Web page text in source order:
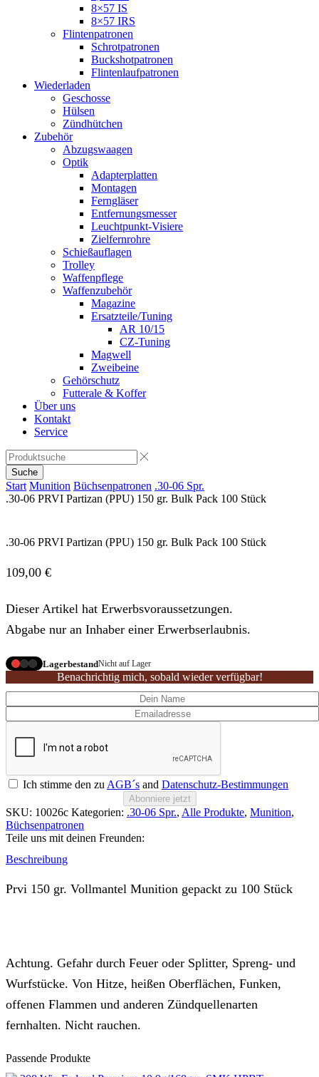
8×57 IS
8×57 IRS
Flintenpatronen
Schrotpatronen
Buckshotpatronen
Flintenlaufpatronen
Wiederladen
Geschosse
Hülsen
Zündhütchen
Zubehör
Abzugswaagen
Optik
Adapterplatten
Montagen
Ferngläser
Entfernungsmesser
Leuchtpunkt-Visiere
Zielfernrohre
Schießauflagen
Trolley
Waffenpflege
Waffenzubehör
Magazine
Ersatzteile/Tuning
AR 10/15
CZ-Tuning
Magwell
Zweibeine
Gehörschutz
Futterale & Koffer
Über uns
Kontakt
Service
Suche
Start Munition Büchsenpatronen .30-06 Spr.
.30-06 PRVI Partizan (PPU) 150 gr. Bulk Pack 100 Stück
.30-06 PRVI Partizan (PPU) 150 gr. Bulk Pack 100 Stück
109,00 €
Dieser Artikel hat Erwerbsvoraussetzungen.
Abgabe nur an Inhaber einer Erwerbserlaubnis.
LagerbestandNicht auf Lager
Benachrichtig mich, sobald wieder verfügbar!
Ich stimme den zuAGB´s and Datenschutz-Bestimmungen
Abonniere jetzt
SKU: 10026c Kategorien: .30-06 Spr., Alle Produkte, Munition,
Büchsenpatronen
Teile uns mit deinen Freunden:
Beschreibung
Prvi 150 gr. Vollmantel Munition gepackt zu 100 Stück
Achtung. Gefahr durch Feuer oder Splitter, Spreng- und
Wurfstücke. Von Hitze, heißen Oberflächen, Funken,
offenen Flammen und anderen Zündquellenarten
fernhalten. Nicht rauchen.
Passende Produkte